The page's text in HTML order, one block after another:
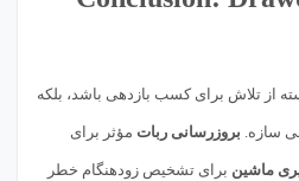
از تلاش برای کسب بازدهی باشد، بلکه
سازه. بروزرسانی ربات مؤثر برای
ماشین برای تشخیص زودهنگام خطر